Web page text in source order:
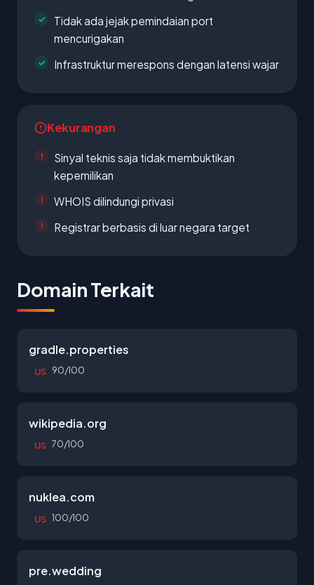
Tidak ada jejak pemindaian port
mencurigakan
Infrastruktur merespons dengan latensi wajar
Kekurangan
Sinyal teknis saja tidak membuktikan
kepemilikan
WHOIS dilindungi privasi
Registrar berbasis di luar negara target
Domain Terkait
gradle.properties
US 90/100
wikipedia.org
US 70/100
nuklea.com
US 100/100
pre.wedding